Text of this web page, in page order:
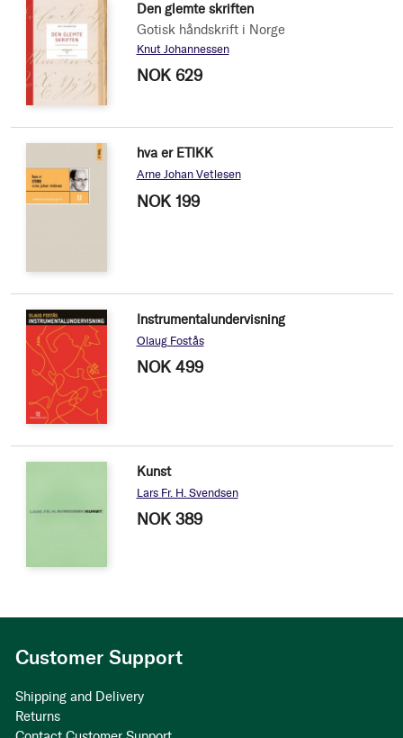
Den glemte skriften
Gotisk håndskrift i Norge
Knut Johannessen
NOK 629
hva er ETIKK
Arne Johan Vetlesen
NOK 199
Instrumentalundervisning
Olaug Fostås
NOK 499
Kunst
Lars Fr. H. Svendsen
NOK 389
Customer Support
Shipping and Delivery
Returns